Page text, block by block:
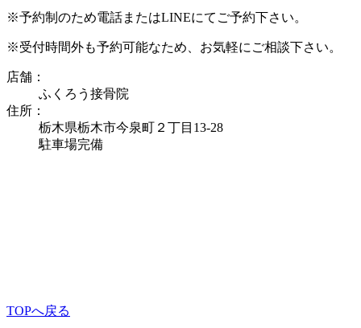
※予約制のため電話またはLINEにてご予約下さい。
※受付時間外も予約可能なため、お気軽にご相談下さい。
店舗：
ふくろう接骨院
住所：
栃木県栃木市今泉町２丁目13-28
駐車場完備
TOPへ戻る